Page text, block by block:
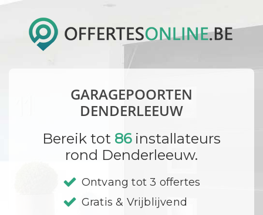
GARAGEPOORTEN
DENDERLEEUW
Bereik tot 86installateurs
rond Denderleeuw.
Ontvang tot 3 offertes
Gratis & Vrijblijvend